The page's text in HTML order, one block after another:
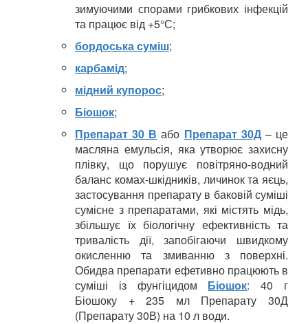
зимуючими спорами грибкових інфекцій
та працює від +5°С;
бордоська суміш;
карбамід;
мідний купорос;
Біошок;
Препарат 30 В або Препарат 30Д– це
масляна емульсія, яка утворює захисну
плівку, що порушує повітряно-водний
баланс комах-шкідників, личинок та яєць,
застосування препарату в баковій суміші
сумісне з препаратами, які містять мідь,
збільшує їх біологічну ефективність та
тривалість дії, запобігаючи швидкому
окисленню та змиванню з поверхні.
Обидва препарати ефетивно працюють в
суміші із фунгіцидом Біошок: 40 г
Біошоку + 235 мл Препарату 30Д
(Препарату 30В) на 10 л води.